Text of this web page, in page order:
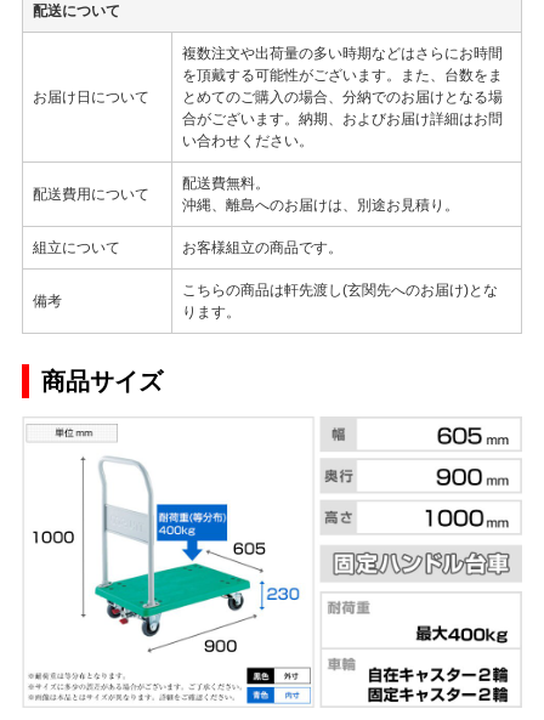
配送について
お届け日について
複数注文や出荷量の多い時期などはさらにお時間
を頂戴する可能性がございます。また、台数をま
とめてのご購入の場合、分納でのお届けとなる場
合がございます。納期、およびお届け詳細はお問
い合わせください。
配送費用について
配送費無料。
沖縄、離島へのお届けは、別途お見積り。
組立について お客様組立の商品です。
備考
こちらの商品は軒先渡し(玄関先へのお届け)とな
ります。
商品サイズ